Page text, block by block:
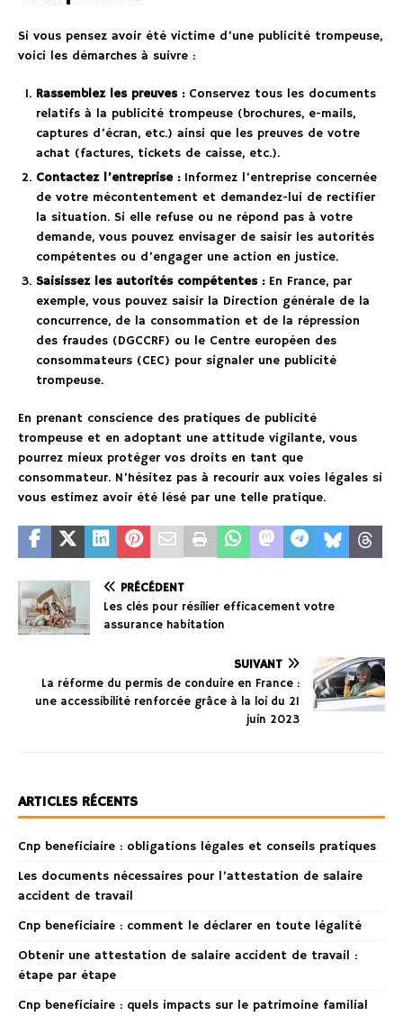
Si vous pensez avoir été victime d’une publicité trompeuse,
voici les démarches à suivre :
Rassemblez les preuves :Conservez tous les documents
relatifs à la publicité trompeuse (brochures, e-mails,
captures d’écran, etc.) ainsi que les preuves de votre
achat (factures, tickets de caisse, etc.).
Contactez l’entreprise :Informez l’entreprise concernée
de votre mécontentement et demandez-lui de rectifier
la situation. Si elle refuse ou ne répond pas à votre
demande, vous pouvez envisager de saisir les autorités
compétentes ou d’engager une action en justice.
Saisissez les autorités compétentes :En France, par
exemple, vous pouvez saisir la Direction générale de la
concurrence, de la consommation et de la répression
des fraudes (DGCCRF) ou le Centre européen des
consommateurs (CEC) pour signaler une publicité
trompeuse.
En prenant conscience des pratiques de publicité
trompeuse et en adoptant une attitude vigilante, vous
pourrez mieux protéger vos droits en tant que
consommateur. N’hésitez pas à recourir aux voies légales si
vous estimez avoir été lésé par une telle pratique.
PRÉCÉDENT
Les clés pour résilier efficacement votre
assurance habitation
SUIVANT
La réforme du permis de conduire en France :
une accessibilité renforcée grâce à la loi du 21
juin 2023
ARTICLES RÉCENTS
Cnp beneficiaire : obligations légales et conseils pratiques
Les documents nécessaires pour l’attestation de salaire
accident de travail
Cnp beneficiaire : comment le déclarer en toute légalité
Obtenir une attestation de salaire accident de travail :
étape par étape
Cnp beneficiaire : quels impacts sur le patrimoine familial